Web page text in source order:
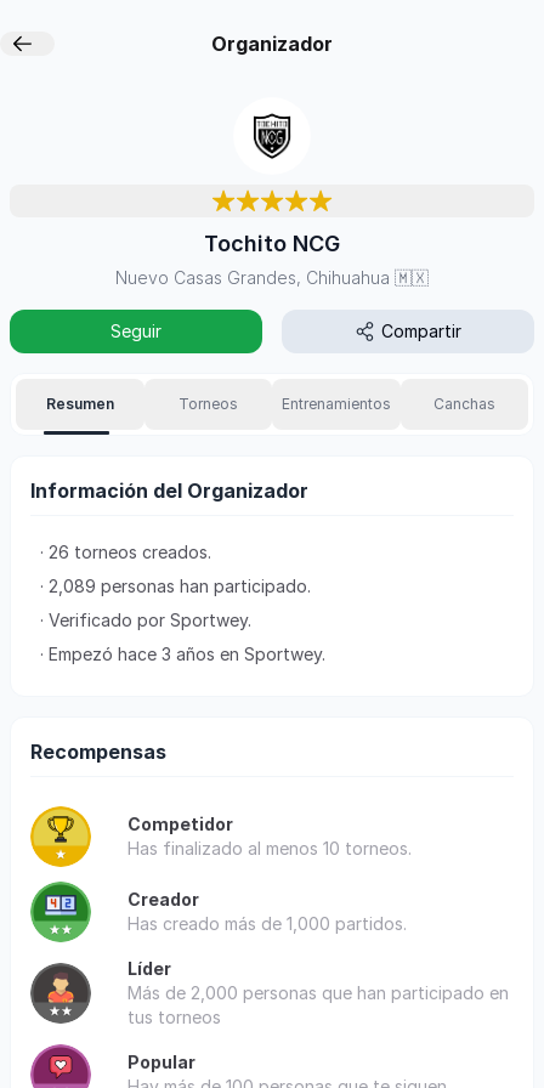
Organizador
Tochito NCG
Nuevo Casas Grandes, Chihuahua 🇲🇽
Seguir Compartir
Resumen Torneos Entrenamientos Canchas
Información del Organizador
· 26 torneos creados.
· 2,089 personas han participado.
· Verificado por Sportwey.
· Empezó hace 3 años en Sportwey.
Recompensas
Competidor
Has finalizado al menos 10 torneos.
Creador
Has creado más de 1,000 partidos.
Líder
Más de 2,000 personas que han participado en
tus torneos
Popular